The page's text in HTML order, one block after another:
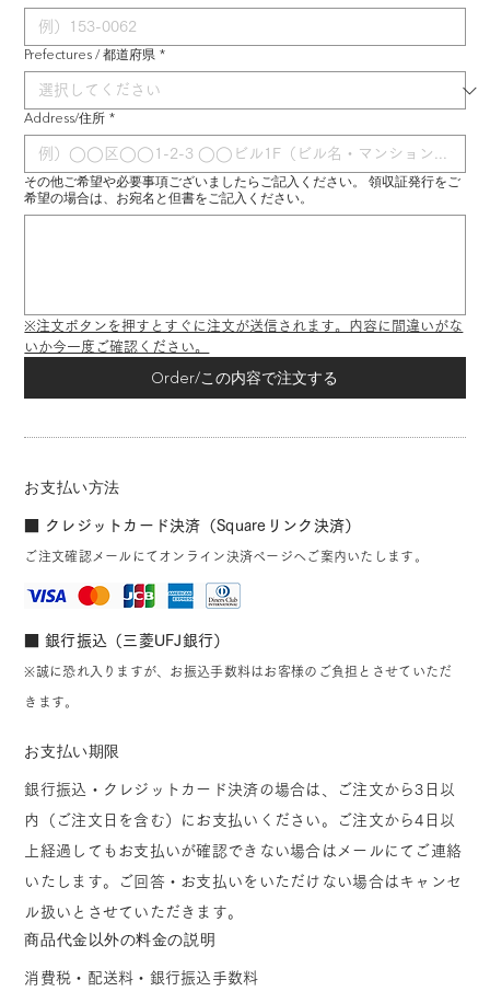
Prefectures / 都道府県 *
Address/住所 *
その他ご希望や必要事項ございましたらご記入ください。 領収証発行をご
希望の場合は、お宛名と但書をご記入ください。
※注文ボタンを押すとすぐに注文が送信されます。内容に間違いがな
いか今一度ご確認ください。
Order/この内容で注文する
お支払い方法
■ クレジットカード決済（Squareリンク決済）
ご注文確認メールにてオンライン決済ページへご案内いたします。
■ 銀行振込（三菱UFJ銀行）
※誠に恐れ入りますが、お振込手数料はお客様のご負担とさせていただ
きます。
お支払い期限
銀行振込・クレジットカード決済の場合は、ご注文から3日以
内（ご注文日を含む）にお支払いください。ご注文から4日以
上経過してもお支払いが確認できない場合はメールにてご連絡
いたします。ご回答・お支払いをいただけない場合はキャンセ
ル扱いとさせていただきます。
商品代金以外の料金の説明
消費税・配送料・銀行振込手数料